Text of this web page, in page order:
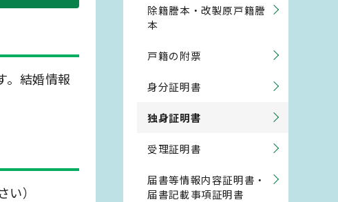
。結婚情報
）
除籍謄本・改製原戸籍謄
本
戸籍の附票
身分証明書
独身証明書
受理証明書
届書等情報内容証明書・
届書記載事項証明書